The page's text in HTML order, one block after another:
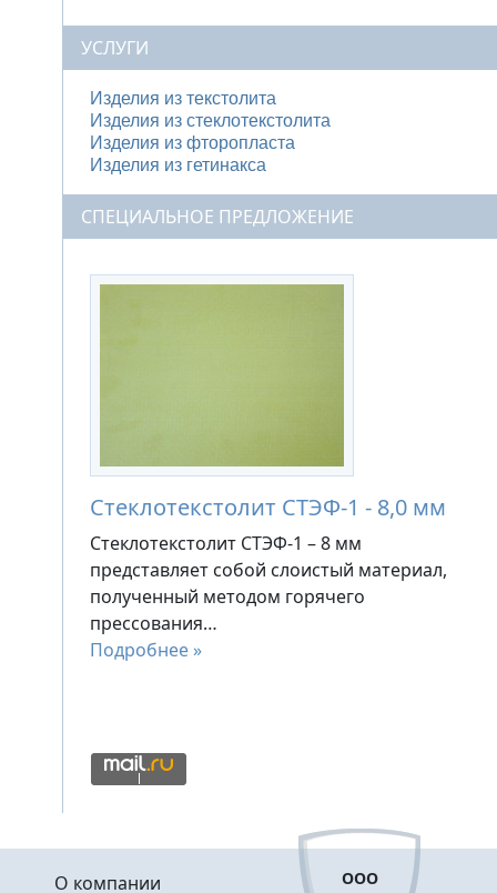
УСЛУГИ
Изделия из текстолита
Изделия из стеклотекстолита
Изделия из фторопласта
Изделия из гетинакса
СПЕЦИАЛЬНОЕ ПРЕДЛОЖЕНИЕ
Стеклотекстолит СТЭФ-1 - 8,0 мм
Стеклотекстолит СТЭФ-1 – 8 мм
представляет собой слоистый материал,
полученный методом горячего
прессования…
Подробнее »
Меню в подвале
О компании
ООО